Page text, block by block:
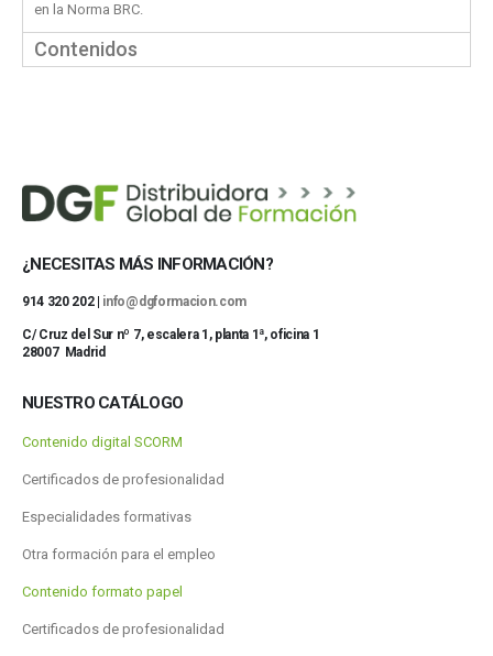
en la Norma BRC.
Contenidos
¿NECESITAS MÁS INFORMACIÓN?
914 320 202 | info@dgformacion.com
C/ Cruz del Sur nº 7, escalera 1, planta 1ª, oficina 1
28007 Madrid
NUESTRO CATÁLOGO
Contenido digital SCORM
Certificados de profesionalidad
Especialidades formativas
Otra formación para el empleo
Contenido formato papel
Certificados de profesionalidad